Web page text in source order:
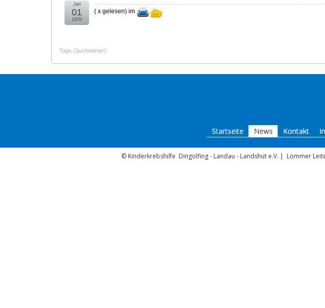
( x gelesen) im
Jan
01
1970
Tags (Suchwörter):
Startseite News Kontakt
© Kinderkrebshilfe Dingolfing - Landau - Landshut e.V. | Lommer